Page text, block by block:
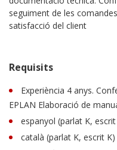
seguiment de les
satisfacció del client
Requisits
Experiència 4 anys.
EPLAN Elaboració de
espanyol (parlat K, escrit
català (parlat K, escrit K)